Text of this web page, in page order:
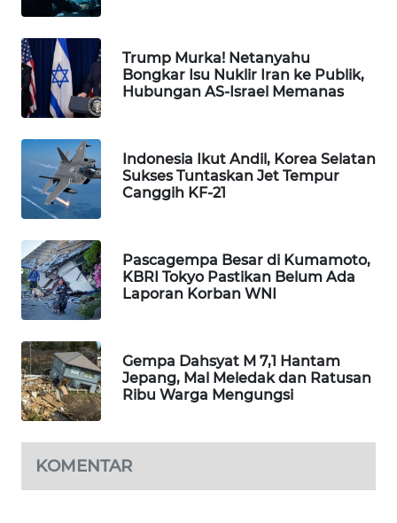
Trump Murka! Netanyahu
Bongkar Isu Nuklir Iran ke Publik,
Hubungan AS-Israel Memanas
Indonesia Ikut Andil, Korea Selatan
Sukses Tuntaskan Jet Tempur
Canggih KF-21
Pascagempa Besar di Kumamoto,
KBRI Tokyo Pastikan Belum Ada
Laporan Korban WNI
Gempa Dahsyat M 7,1 Hantam
Jepang, Mal Meledak dan Ratusan
Ribu Warga Mengungsi
KOMENTAR
SPORT
WAHANA
UMKM
WAHANA
SELEB
WAHANA
PERSONA
WAHANA
OTOMOTIF
WAHANA
WAHANA
DESA
WISATA
LAPAK
WAHANA